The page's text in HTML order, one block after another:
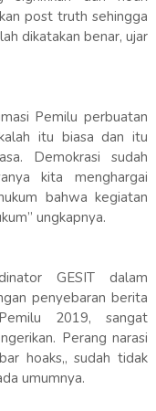
post truth sehingga
dikatakan benar, ujar
Pemilu perbuatan
itu biasa dan itu
Demokrasi sudah
kita menghargai
bahwa kegiatan
ungkapnya.
GESIT dalam
penyebaran berita
2019, sangat
Perang narasi
hoaks,, sudah tidak
umumnya.